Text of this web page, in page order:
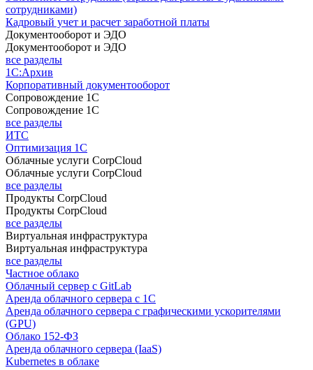
сотрудниками)
Кадровый учет и расчет заработной платы
Документооборот и ЭДО
Документооборот и ЭДО
все разделы
1С:Архив
Корпоративный документооборот
Сопровождение 1С
Сопровождение 1С
все разделы
ИТС
Оптимизация 1С
Облачные услуги CorpCloud
Облачные услуги CorpCloud
все разделы
Продукты CorpCloud
Продукты CorpCloud
все разделы
Виртуальная инфраструктура
Виртуальная инфраструктура
все разделы
Частное облако
Облачный сервер с GitLab
Аренда облачного сервера с 1С
Аренда облачного сервера с графическими ускорителями
(GPU)
Облако 152-ФЗ
Аренда облачного сервера (IaaS)
Kubernetes в облаке